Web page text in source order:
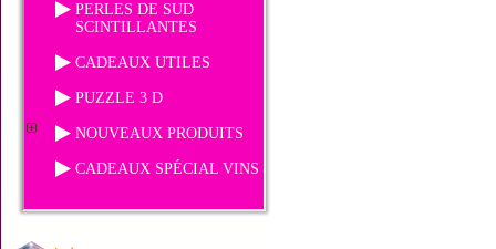
PERLES DE SUD
SCINTILLANTES
CADEAUX UTILES
PUZZLE 3 D
NOUVEAUX PRODUITS
CADEAUX SPÉCIAL VINS